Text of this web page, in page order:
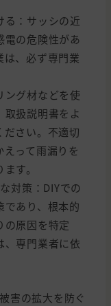
る：サッシの近
電の危険性があ
は、必ず専門業
ング材などを使
取扱説明書をよ
ださい。不適切
って雨漏りを
す。
対策：DIYでの
あり、根本的
の原因を特定
、専門業者に依
害の拡大を防ぐ